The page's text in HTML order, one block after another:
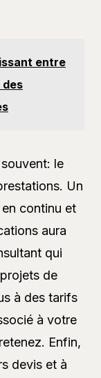
entre
des
le
Un
continu et
aura
qui
de
à des tarifs
à votre
Enfin,
devis et à